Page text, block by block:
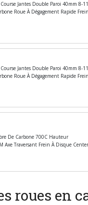
Jantes Double Paroi 40mm 8-11
Roue À Dégagement Rapide Frein
Jantes Double Paroi 40mm 8-11
Roue À Dégagement Rapide Frein
De Carbone 700C Hauteur
Traversant Frein À Disque Center
roues en